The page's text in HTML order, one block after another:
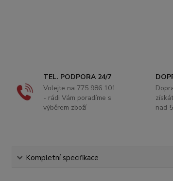
TEL. PODPORA 24/7
Volejte na 775 986 101
- rádi Vám poradíme s
výběrem zboží
nad
Kompletní specifikace